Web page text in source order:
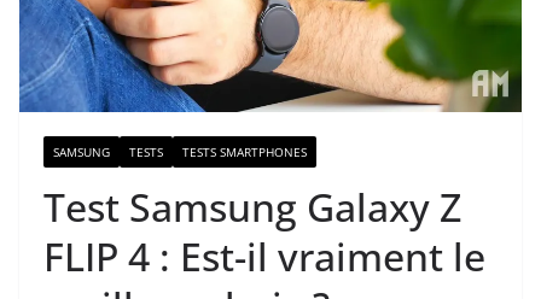
SAMSUNG TESTS TESTS SMARTPHONES
Test Samsung Galaxy Z
FLIP 4 : Est-il vraiment le